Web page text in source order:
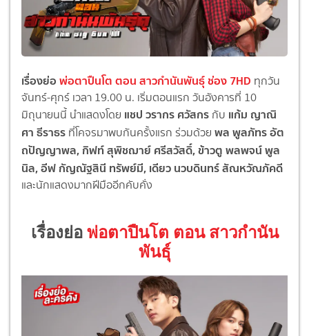
เรื่องย่อพ่อตาปืนโต ตอน สาวกำนันพันธุ์ ช่อง 7HD ทุกวัน
จันทร์-ศุกร์ เวลา 19.00 น. เริ่มตอนแรก วันอังคารที่ 10
มิถุนายนนี้ นำแสดงโดย แชป วรากร ศวัสกร กับ แก้ม ญาณิ
ศา ธีราธร ที่โคจรมาพบกันครั้งแรก ร่วมด้วย พล พูลภัทร อัต
ถปัญญาพล, กิฟท์ สุพิชฌาย์ ศรีสวัสดิ์, ข้าวตู พลพจน์ พูล
นิล, อีฟ กัญณัฐสินี ทรัพย์มี, เดียว นวบดินทร์ สัณหวัณภัคดี
และนักแสดงมากฝีมืออีกคับคั่ง
เรื่องย่อ พ่อตาปืนโต ตอน สาวกำนัน
พันธุ์